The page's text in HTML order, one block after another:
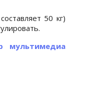
50 кг)
мультимедиа